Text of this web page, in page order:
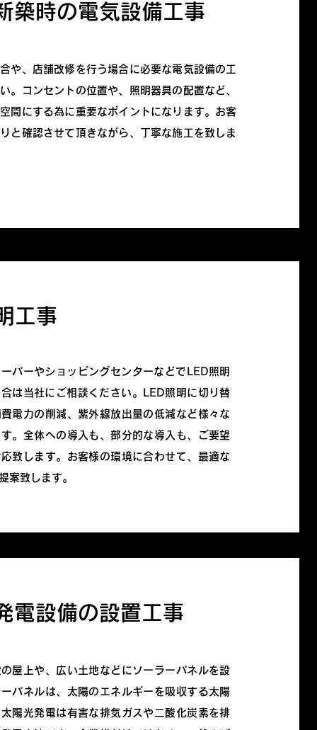
築時の電気設備工事
や、店舗改修を行う場合に必要な電気設備の工
。コンセントの位置や、照明器具の配置など、
間にする為に重要なポイントになります。お客
と確認させて頂きながら、丁寧な施工を致しま
工事
パーやショッピングセンターなどでLED照明
は当社にご相談ください。LED照明に切り替
電力の削減、紫外線放出量の低減など様々な
。全体への導入も、部分的な導入も、ご要望
致します。お客様の環境に合わせて、最適な
案致します。
電設備の設置工事
屋上や、広い土地などにソーラーパネルを設
パネルは、太陽のエネルギーを吸収する太陽
陽光発電は有害な排気ガスや二酸化炭素を排